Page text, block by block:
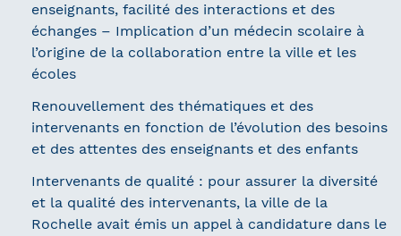
enseignants, facilité des interactions et des
échanges – Implication d’un médecin scolaire à
l’origine de la collaboration entre la ville et les
écoles
Renouvellement des thématiques et des
intervenants en fonction de l’évolution des besoins
et des attentes des enseignants et des enfants
Intervenants de qualité : pour assurer la diversité
et la qualité des intervenants, la ville de la
Rochelle avait émis un appel à candidature dans le